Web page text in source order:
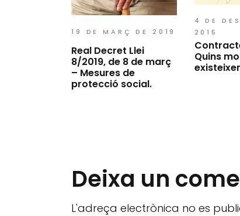
19 DE MARÇ DE 2019
Real Decret Llei
8/2019, de 8 de març
– Mesures de
protecció social.
4 DE
2015
Quins
Deixa un
L'adreça electrònica no es